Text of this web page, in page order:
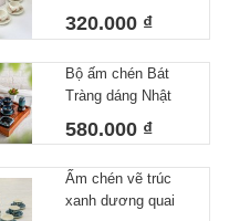
Họa Tiết Vẽ Tay
Chuồn Chuồn Men
Giỏ Cua Quai
Nhôm 340ml
320.000 ₫
Bộ ấm chén Bát
Tràng dáng Nhật
580.000 ₫
Ấm chén vẽ trúc
xanh dương quai